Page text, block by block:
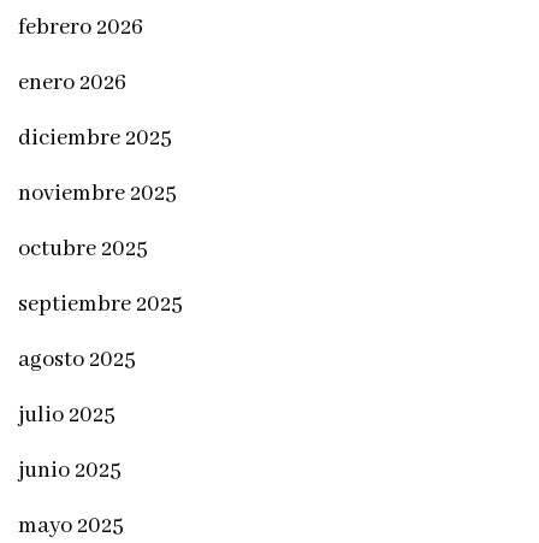
febrero 2026
enero 2026
diciembre 2025
noviembre 2025
octubre 2025
septiembre 2025
agosto 2025
julio 2025
junio 2025
mayo 2025